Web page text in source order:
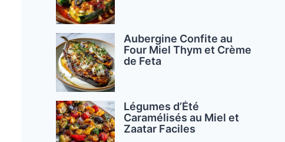
Aubergine Confite au
Four Miel Thym et Crème
de Feta
Légumes d’Été
Caramélisés au Miel et
Zaatar Faciles